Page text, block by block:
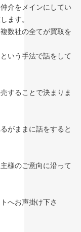
介をメインにしてい
ます。
数社の全てが買取を
いう手法で話をして
することで決まりま
がままに話をすると
様のご意向に沿って
へお声掛け下さ